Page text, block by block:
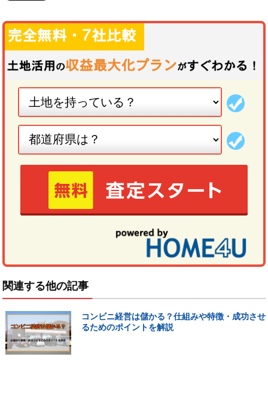
関連する他の記事
コンビニ経営は儲かる？仕組みや特徴・成功させ
るためのポイントを解説